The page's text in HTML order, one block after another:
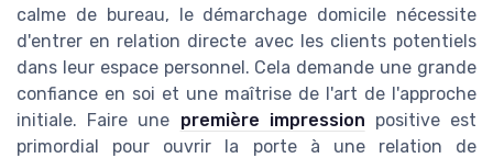
calme de bureau, le démarchage domicile nécessite
d'entrer en relation directe avec les clients potentiels
dans leur espace personnel. Cela demande une grande
confiance en soi et une maîtrise de l'art de l'approche
initiale. Faire une première impression positive est
primordial pour ouvrir la porte à une relation de